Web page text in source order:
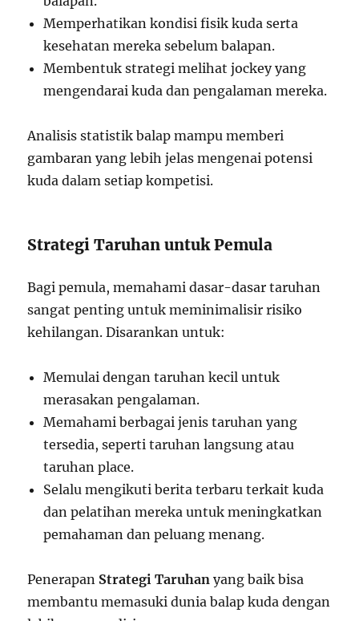
Memperhatikan kondisi fisik kuda serta
kesehatan mereka sebelum balapan.
Membentuk strategi melihat jockey yang
mengendarai kuda dan pengalaman mereka.
Analisis statistik balap mampu memberi
gambaran yang lebih jelas mengenai potensi
kuda dalam setiap kompetisi.
Strategi Taruhan untuk Pemula
Bagi pemula, memahami dasar-dasar taruhan
sangat penting untuk meminimalisir risiko
kehilangan. Disarankan untuk:
Memulai dengan taruhan kecil untuk
merasakan pengalaman.
Memahami berbagai jenis taruhan yang
tersedia, seperti taruhan langsung atau
taruhan place.
Selalu mengikuti berita terbaru terkait kuda
dan pelatihan mereka untuk meningkatkan
pemahaman dan peluang menang.
Penerapan Strategi Taruhan yang baik bisa
membantu memasuki dunia balap kuda dengan